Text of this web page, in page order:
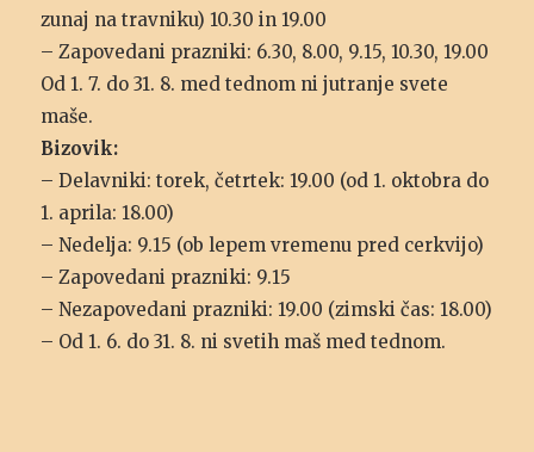
zunaj na travniku) 10.30 in 19.00
– Zapovedani prazniki: 6.30, 8.00, 9.15, 10.30, 19.00
Od 1. 7. do 31. 8. med tednom ni jutranje svete
maše.
Bizovik:
– Delavniki: torek, četrtek: 19.00 (od 1. oktobra do
1. aprila: 18.00)
– Nedelja: 9.15 (ob lepem vremenu pred cerkvijo)
– Zapovedani prazniki: 9.15
– Nezapovedani prazniki: 19.00 (zimski čas: 18.00)
– Od 1. 6. do 31. 8. ni svetih maš med tednom.